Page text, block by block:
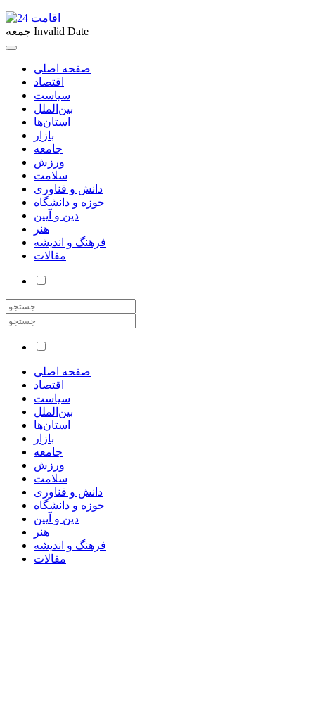
جمعه Invalid Date
صفحه اصلی
اقتصاد
سیاست
بین‌الملل
استان‌ها
بازار
جامعه
ورزش
سلامت
دانش و فناوری
حوزه و دانشگاه
دین و آیین
هنر
فرهنگ و اندیشه
مقالات
صفحه اصلی
اقتصاد
سیاست
بین‌الملل
استان‌ها
بازار
جامعه
ورزش
سلامت
دانش و فناوری
حوزه و دانشگاه
دین و آیین
هنر
فرهنگ و اندیشه
مقالات